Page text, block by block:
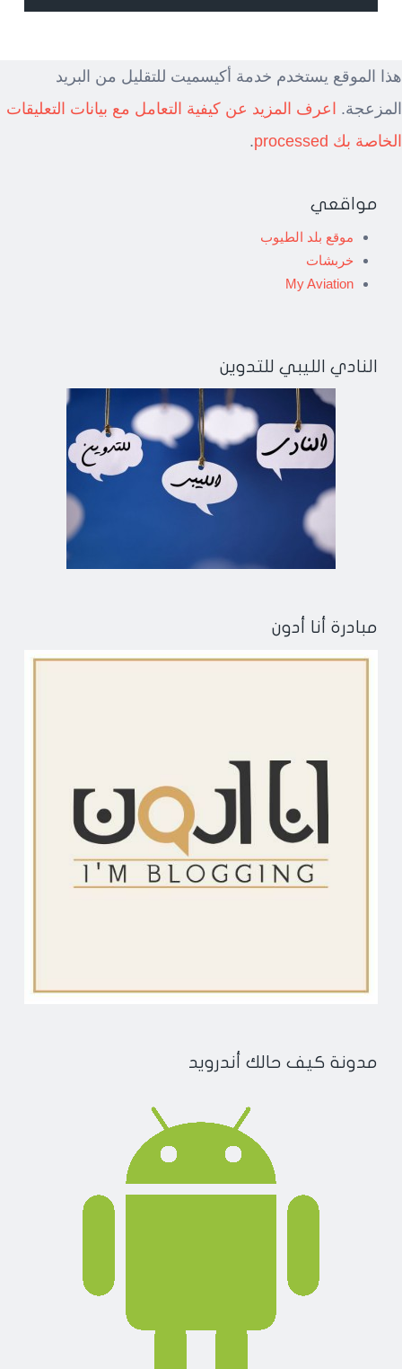
هذا الموقع يستخدم خدمة أكيسميت للتقليل من البريد
المزعجة.
اعرف المزيد عن كيفية التعامل مع بيانات التعليقات
الخاصة بك processed
.
مواقعي
موقع بلد الطيوب
خربشات
My Aviation
النادي الليبي للتدوين
مبادرة أنا أدون
مدونة كيف حالك أندرويد